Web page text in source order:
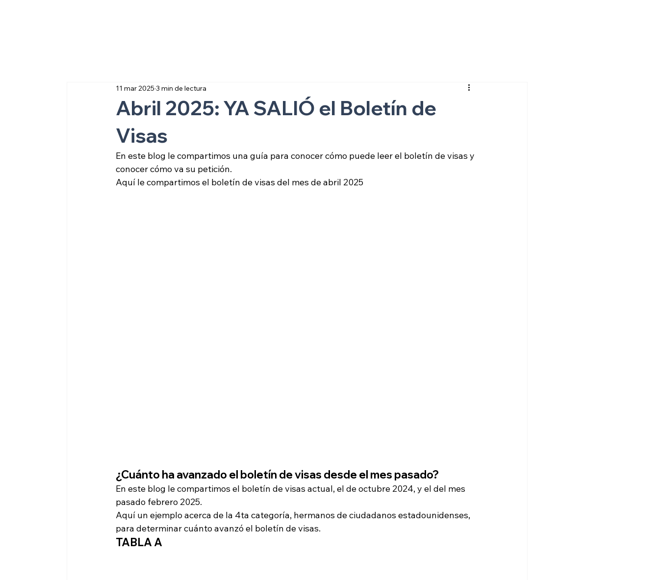
Abril 2025: YA SALIÓ el Boletín de
Visas
11 mar 2025 3 min de lectura
En este blog le compartimos una guía para conocer cómo puede leer el boletín de visas y
conocer cómo va su petición.
Aquí le compartimos el boletín de visas del mes de abril 2025
¿Cuánto ha avanzado el boletín de visas desde el mes pasado?
En este blog le compartimos el boletín de visas actual, el de octubre 2024, y el del mes
pasado febrero 2025.
Aquí un ejemplo acerca de la 4ta categoría, hermanos de ciudadanos estadounidenses,
para determinar cuánto avanzó el boletín de visas.
TABLA A